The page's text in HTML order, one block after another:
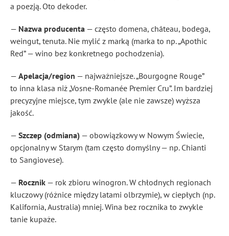
a poezją. Oto dekoder.
— Nazwa producenta — często domena, château, bodega,
weingut, tenuta. Nie mylić z marką (marka to np. „Apothic
Red” — wino bez konkretnego pochodzenia).
— Apelacja/region — najważniejsze. „Bourgogne Rouge”
to inna klasa niż „Vosne-Romanée Premier Cru”. Im bardziej
precyzyjne miejsce, tym zwykle (ale nie zawsze) wyższa
jakość.
— Szczep (odmiana) — obowiązkowy w Nowym Świecie,
opcjonalny w Starym (tam często domyślny — np. Chianti
to Sangiovese).
— Rocznik — rok zbioru winogron. W chłodnych regionach
kluczowy (różnice między latami olbrzymie), w ciepłych (np.
Kalifornia, Australia) mniej. Wina bez rocznika to zwykle
tanie kupaże.